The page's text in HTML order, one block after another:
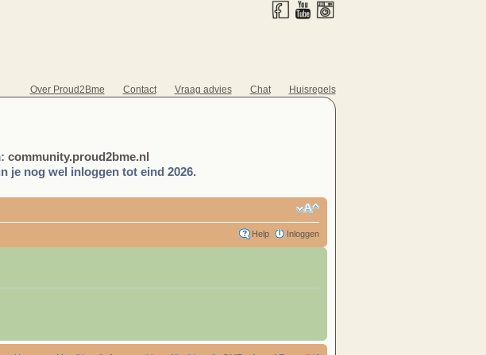
Over Proud2Bme Contact Vraag advies Chat Huisregels
community.proud2bme.nl
je nog wel inloggen tot eind 2026.
Help Inloggen